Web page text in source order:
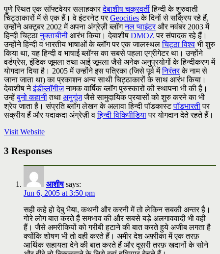
पुणे स्थित एक सॉफ्टवेयर सलाहकारदेबाशीष चक्रवर्तीहिन्दी के शुरुवाती
चिट्ठाकारों में से एक हैं। वे इंटरनेट परGeocitiesके दिनों से सक्रिय रहे हैं,
उन्होंने अक्टूबर 2002 में अपना अंग्रेज़ी ब्लॉगनल प्वाइंटरऔर नवंबर 2003 में
हिन्दी चिट्ठानुक्ताचीनी आरंभ किया। देबाशीष DMOZ पर संपादक रहे हैं।
उन्होंने हिन्दी व भारतीय भाषाओं के ब्लॉग पर एक जालस्थलचिट्ठा विश्व भी शुरु
किया था, यह हिन्दी व भाषाई ब्लॉग्स का सबसे पहला एग्रीगेटर था। उन्होंने
वर्डप्रेस, इंडिक जूमला तथा आई जूमला जैसे अनेक अनुप्रयोगों के हिन्दीकरण में
योगदान दिया है। 2005 में उन्होंने इस पत्रिका (जिसे पूर्व मेंनिरंतरके नाम से
जाना जाता था) का प्रकाशन अन्य साथी चिट्ठाकारों के साथ आरंभ किया।
देबाशीष नेइंडीब्लॉगीजनामक वार्षिक ब्लॉग पुरुस्कारों की स्थापना भी की है।
उन्हेंबुनो कहानीतथा अनुगूंजजैसे सामुदायिक प्रयासों को शुरु करने का भी
श्रेय जाता है। संप्रति ब्लॉग लेखन के अलावा हिन्दी पॉडकास्टपॉडभारतीपर
सक्रीय हैं और यदाकदा अंग्रेज़ी वहिन्दी विकिपीडियापर योगदान देते रहते हैं।
Visit Website
3 Responses
आशीष says:
Jun 6, 2005 at 3:50 pm
सही कहे हो देबु भैया, कथनी और करनी में तो लेकिन सबकी अन्तर है।
गोरे लोग बात करते हैं समभाव की और सबसे बड़े अलगाववादी भी वही
हैं। जैसे अमरीकियों को गरीबी हटाने की बात करते हुये अजीब लगता है
क्योंकि शोषण भी तो वही करते हैं। अमीर देश अफ़्रीका में एक तरफ़
आर्थिक सहायता देने की बात करते हैं और दूसरी तरफ़ खदानों के सोने